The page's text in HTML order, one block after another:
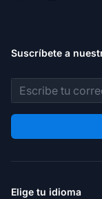
Suscríbete a
Dirección de
Elige tu idioma